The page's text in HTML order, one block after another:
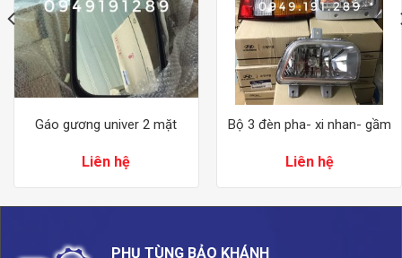
Gáo gương univer 2 mặt
Liên hệ
Bộ 3 đèn pha- xi nhan- gầm
Liên hệ
PHỤ TÙNG BẢO KHÁNH